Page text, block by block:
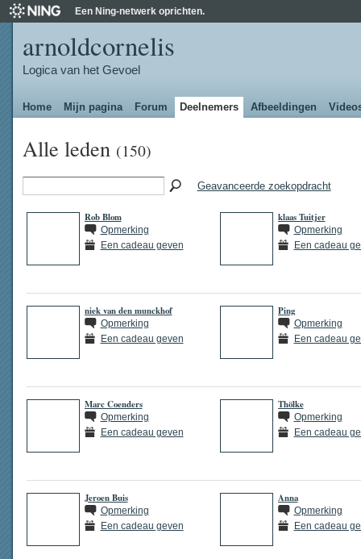
Een Ning-netwerk oprichten.
arnoldcornelis
Logica van het Gevoel
Home Mijn pagina Forum Deelnemers Afbeeldingen
Alle leden (150)
Geavanceerde zoekopdracht
Rob Blom
Opmerking
Een cadeau geven
klaas Tuitjer
Opmerking
Een cadeau
niek van den munckhof
Opmerking
Een cadeau geven
Ping
Opmerking
Een cadeau
Marc Coenders
Opmerking
Een cadeau geven
Thölke
Opmerking
Een cadeau
Jeroen Buis
Opmerking
Een cadeau geven
Anna
Opmerking
Een cadeau